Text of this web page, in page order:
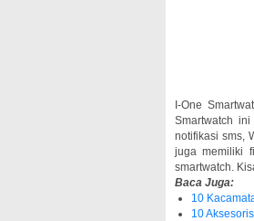
I-One
Smartwatch
notifikasi sms,
juga memiliki
smartwatch.
Baca Juga:
10
10